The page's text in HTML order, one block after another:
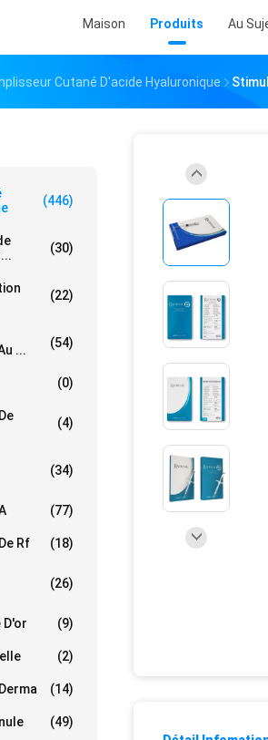
Maison Produits Au
Cutané D'acide Hyaluronique
(446)
(30)
(22)
...
(54)
(0)
(4)
(34)
(77)
Rf (18)
(26)
D'or (9)
(2)
(14)
(49)